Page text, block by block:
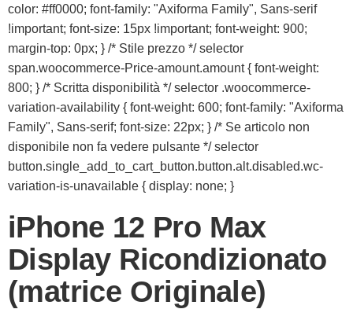
color: #ff0000; font-family: "Axiforma Family", Sans-serif
!important; font-size: 15px !important; font-weight: 900;
margin-top: 0px; } /* Stile prezzo */ selector
span.woocommerce-Price-amount.amount { font-weight:
800; } /* Scritta disponibilità */ selector .woocommerce-
variation-availability { font-weight: 600; font-family: "Axiforma
Family", Sans-serif; font-size: 22px; } /* Se articolo non
disponibile non fa vedere pulsante */ selector
button.single_add_to_cart_button.button.alt.disabled.wc-
variation-is-unavailable { display: none; }
iPhone 12 Pro Max
Display Ricondizionato
(matrice Originale)